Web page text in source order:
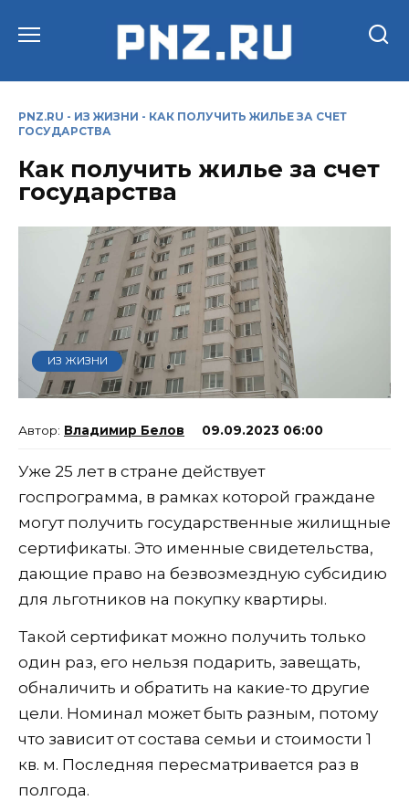
PNZ.RU - ИЗ ЖИЗНИ - КАК ПОЛУЧИТЬ ЖИЛЬЕ ЗА СЧЕТ
ГОСУДАРСТВА
Как получить жилье за счет
государства
ИЗ ЖИЗНИ
Владимир Белов 09.09.2023 06:00
Уже 25 лет в стране действует
госпрограмма, в рамках которой граждане
могут получить государственные жилищные
сертификаты. Это именные свидетельства,
дающие право на безвозмездную субсидию
для льготников на покупку квартиры.
Такой сертификат можно получить только
один раз, его нельзя подарить, завещать,
обналичить и обратить на какие-то другие
цели. Номинал может быть разным, потому
что зависит от состава семьи и стоимости 1
кв. м. Последняя пересматривается раз в
полгода.